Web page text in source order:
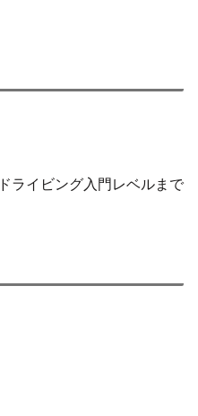
ライビング入門レベルまで